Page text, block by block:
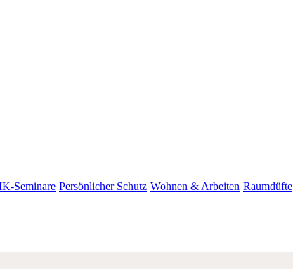
Seminare Persönlicher Schutz Wohnen & Arbeiten Raumdüfte